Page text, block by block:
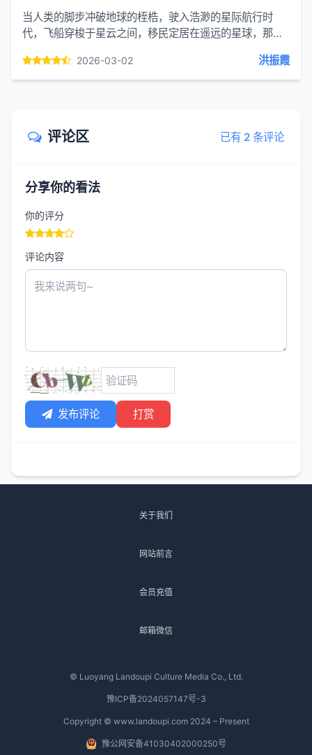
当人类的脚步冲破地球的桎梏，驶入浩渺的星际航行时
代，飞船穿梭于星云之间，移民定居在遥远的星球，那些
全新的模样。恋...2026-03-02 洪振霞
评论区 已有 2 条评论
分享你的看法
你的评分
评论内容
发布评论 打赏
关于我们
网站前言
会员充值
邮箱微信
© Luoyang Landoupi Culture Media Co., Ltd.
豫ICP备2024057147号-3
Copyright © www.landoupi.com 2024 – Present
豫公网安备41030402000250号